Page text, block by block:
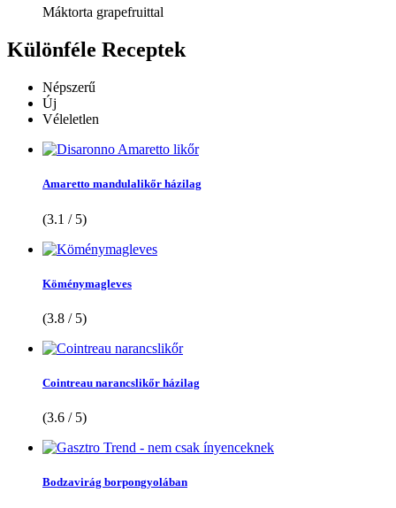
Máktorta grapefruittal
Különféle Receptek
Népszerű
Új
Véleletlen
Amaretto mandulalikőr házilag
(3.1 / 5)
Köménymagleves
(3.8 / 5)
Cointreau narancslikőr házilag
(3.6 / 5)
Bodzavirág borpongyolában